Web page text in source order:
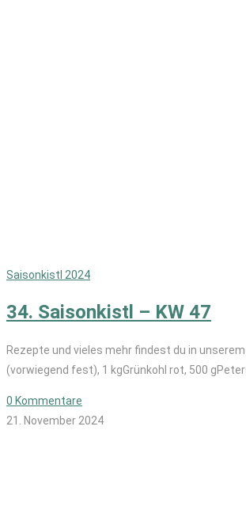
Saisonkistl 2024
34. Saisonkistl – KW 47
Rezepte und vieles mehr findest du in
(vorwiegend fest), 1 kgGrünkohl rot, 500
0 Kommentare
21. November 2024